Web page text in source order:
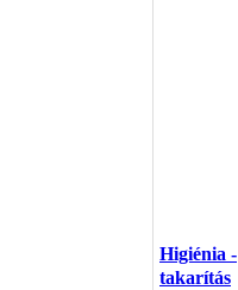
Higiénia -
takarítás